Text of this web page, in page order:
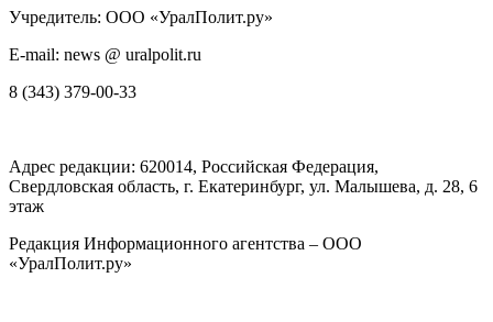
Учредитель: ООО «УралПолит.ру»
E-mail: news @ uralpolit.ru
8 (343) 379-00-33
Адрес редакции: 620014, Российская Федерация,
Свердловская область, г. Екатеринбург, ул. Малышева, д. 28, 6
этаж
Редакция Информационного агентства – ООО
«УралПолит.ру»